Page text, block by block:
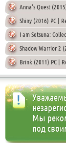
Anna's Quest
Shiny (2016) PC |
I am Setsuna:
Shadow Warrior 2
Brink (2011) PC |
Мы
под